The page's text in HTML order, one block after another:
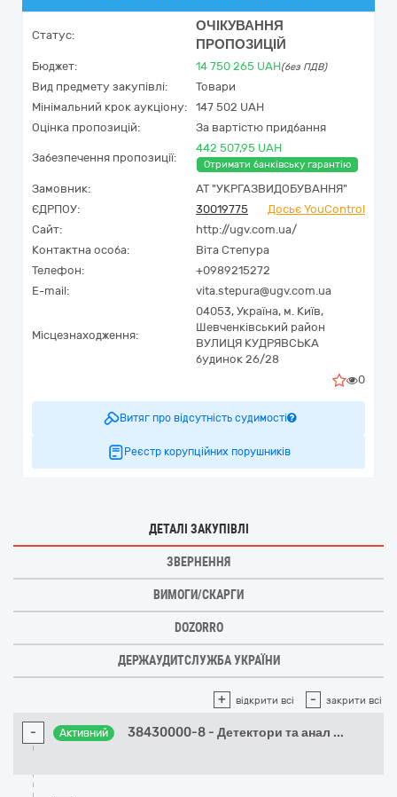
Статус:
ОЧІКУВАННЯ
ПРОПОЗИЦІЙ
Бюджет: 14 750 265 UAH(без ПДВ)
Вид предмету закупівлі:
Товари
Мінімальний крок аукціону:
147 502 UAH
Оцінка пропозицій:
За вартістю придбання
Забезпечення пропозиції:
442 507,95 UAH
Отримати банківську гарантію
Замовник:
АТ "УКРГАЗВИДОБУВАННЯ"
ЄДРПОУ:
30019775
Досьє YouControl
Сайт:
http://ugv.com.ua/
Контактна особа:
Віта Степура
Телефон:
+0989215272
E-mail:
vita.stepura@ugv.com.ua
Місцезнаходження:
04053, Україна, м. Київ,
Шевченківський район
ВУЛИЦЯ КУДРЯВСЬКА
будинок 26/28
0
Витяг про відсутність судимості
Реєстр корупційних порушників
ДЕТАЛІ ЗАКУПІВЛІ
ЗВЕРНЕННЯ
ВИМОГИ/СКАРГИ
DOZORRO
ДЕРЖАУДИТСЛУЖБА УКРАЇНИ
+ відкрити всі - закрити всі
- Активний 38430000-8 - Детектори та анал ...